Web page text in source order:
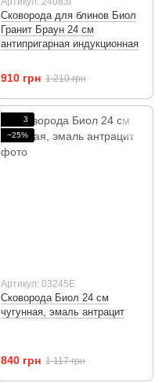
Сковорода для блинов Биол
Гранит Браун 24 см
антипригарная индукционная
910 грн 1 210 грн
3
−25%
Артикул: 03245Е
Сковорода Биол 24 см
чугунная, эмаль антрацит
840 грн 1 117 грн